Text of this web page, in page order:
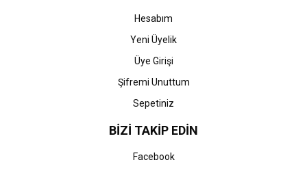
Hesabım
Yeni Üyelik
Üye Girişi
Şifremi Unuttum
Sepetiniz
BİZİ TAKİP EDİN
Facebook